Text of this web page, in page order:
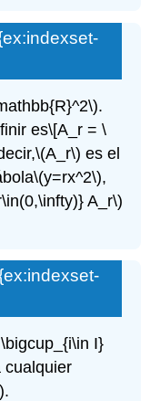
.
es\[A_r = \
\(A_r\) es el
\(y=rx^2\),
A_r\)
I}
cualquier
.